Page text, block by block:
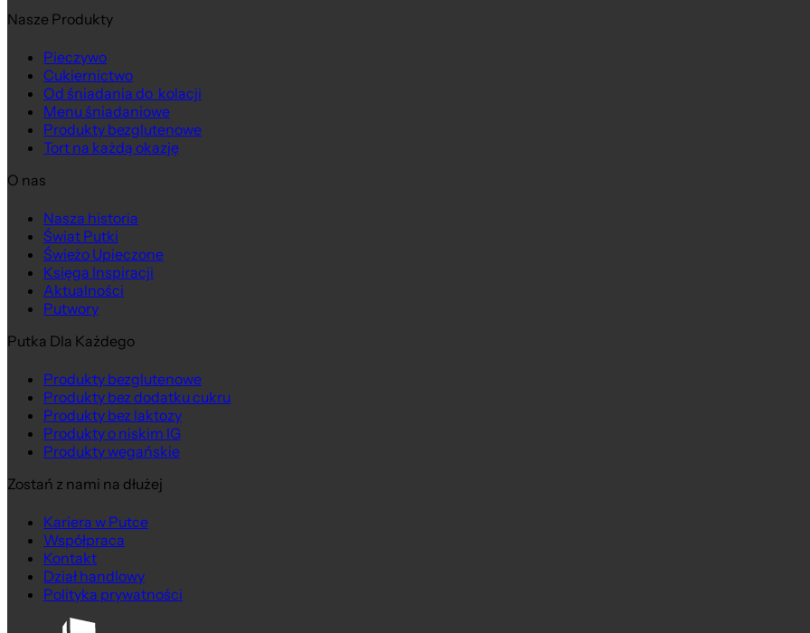
Nasze Produkty
Pieczywo
Cukiernictwo
Od śniadania do kolacji
Menu śniadaniowe
Produkty bezglutenowe
Tort na każdą okazję
O nas
Nasza historia
Świat Putki
Świeżo Upieczone
Księga Inspiracji
Aktualności
Putwory
Putka Dla Każdego
Produkty bezglutenowe
Produkty bez dodatku cukru
Produkty bez laktozy
Produkty o niskim IG
Produkty wegańskie
Zostań z nami na dłużej
Kariera w Putce
Współpraca
Kontakt
Dział handlowy
Polityka prywatności